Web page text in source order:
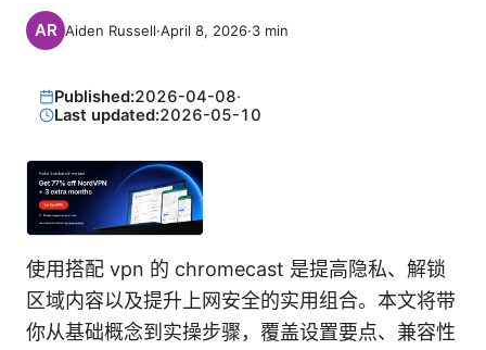
Aiden Russell·April 8, 2026·3 min
Published:2026-04-08·
Last updated:2026-05-10
使用搭配 vpn 的 chromecast 是提高隐私、解锁
区域内容以及提升上网安全的实用组合。本文将带
你从基础概念到实操步骤，覆盖设置要点、兼容性